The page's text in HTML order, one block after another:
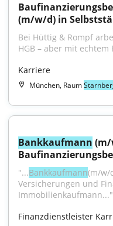
(m/w/d) in
Bei Hüttig & Rompf
HGB – aber mit echtem
Karriere
München, Raum
Bankkaufmann
"...Bankkaufmann(m/w/
Versicherungen und
Immobilienkaufmann..."
Finanzdienstleister